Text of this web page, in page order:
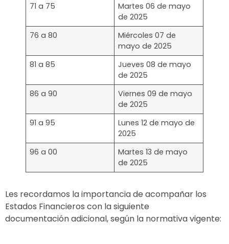
71 a 75
Martes 06 de mayo
de 2025
76 a 80
Miércoles 07 de
mayo de 2025
81 a 85
Jueves 08 de mayo
de 2025
86 a 90
Viernes 09 de mayo
de 2025
91 a 95
Lunes 12 de mayo de
2025
96 a 00
Martes 13 de mayo
de 2025
Les recordamos la importancia de acompañar los
Estados Financieros con la siguiente
documentación adicional, según la normativa vigente: